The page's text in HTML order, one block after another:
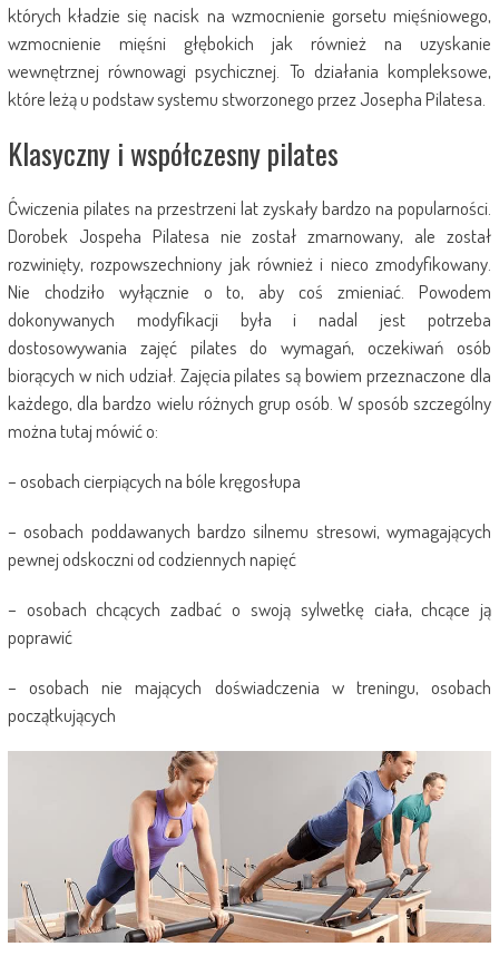
których kładzie się nacisk na wzmocnienie gorsetu mięśniowego,
wzmocnienie mięśni głębokich jak również na uzyskanie
wewnętrznej równowagi psychicznej. To działania kompleksowe,
które leżą u podstaw systemu stworzonego przez Josepha Pilatesa.
Klasyczny i współczesny pilates
Ćwiczenia pilates na przestrzeni lat zyskały bardzo na popularności.
Dorobek Jospeha Pilatesa nie został zmarnowany, ale został
rozwinięty, rozpowszechniony jak również i nieco zmodyfikowany.
Nie chodziło wyłącznie o to, aby coś zmieniać. Powodem
dokonywanych modyfikacji była i nadal jest potrzeba
dostosowywania zajęć pilates do wymagań, oczekiwań osób
biorących w nich udział. Zajęcia pilates są bowiem przeznaczone dla
każdego, dla bardzo wielu różnych grup osób. W sposób szczególny
można tutaj mówić o:
– osobach cierpiących na bóle kręgosłupa
– osobach poddawanych bardzo silnemu stresowi, wymagających
pewnej odskoczni od codziennych napięć
– osobach chcących zadbać o swoją sylwetkę ciała, chcące ją
poprawić
– osobach nie mających doświadczenia w treningu, osobach
początkujących